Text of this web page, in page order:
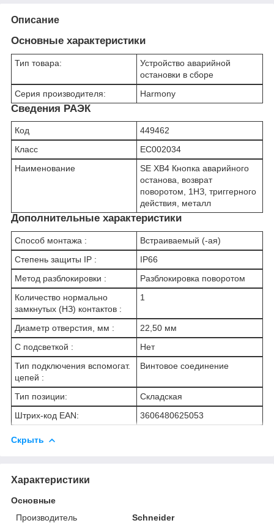
Описание
Основные характеристики
Тип товара:
Устройство аварийной
остановки в сборе
Серия производителя:
Harmony
Сведения РАЭК
Код
449462
Класс
EC002034
Наименование
SE XB4 Кнопка аварийного
останова, возврат
поворотом, 1НЗ, триггерного
действия, металл
Дополнительные характеристики
Способ монтажа :
Встраиваемый (-ая)
Степень защиты IP :
IP66
Метод разблокировки :
Разблокировка поворотом
Количество нормально
замкнутых (НЗ) контактов :
1
Диаметр отверстия, мм :
22,50 мм
С подсветкой :
Нет
Тип подключения вспомогат.
цепей :
Винтовое соединение
Тип позиции:
Складская
Штрих-код EAN:
3606480625053
Скрыть
Характеристики
Основные
Производитель
Schneider